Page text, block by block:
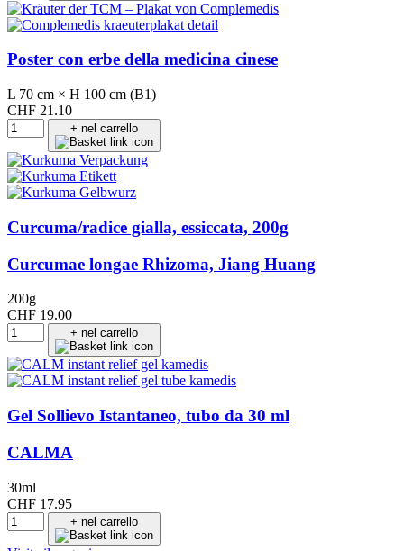
Poster con erbe della medicina cinese
L 70 cm × H 100 cm (B1)
CHF 21.10
+ nel carrello
Curcuma/radice gialla, essiccata, 200g
Curcumae longae Rhizoma, Jiang Huang
200g
CHF 19.00
+ nel carrello
Gel Sollievo Istantaneo, tubo da 30 ml
CALMA
30ml
CHF 17.95
+ nel carrello